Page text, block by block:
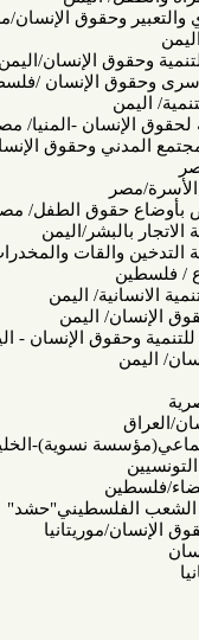
الإنسان/مصر
اليمن
الإنسان /فلسطين
-المنيا/ مصر
وحقوق الإنسان/ مصر
الطفل/ مصر
اليمن
والمخدرات/ اليمن
اليمن
اليمن
الإنسان - اليمن
نسوية)-الخليل/فلسطين